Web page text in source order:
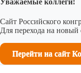
Уважаемые коллеги!
Сайт Российского
Для перехода на
Перейти на сайт